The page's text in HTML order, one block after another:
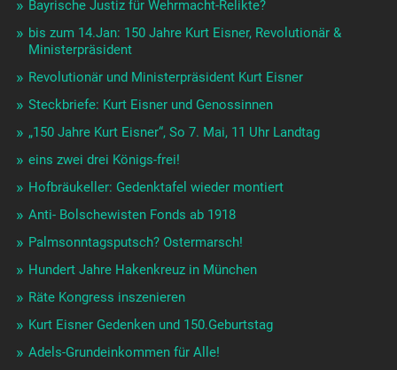
Bayrische Justiz für Wehrmacht-Relikte?
bis zum 14.Jan: 150 Jahre Kurt Eisner, Revolutionär &
Ministerpräsident
Revolutionär und Ministerpräsident Kurt Eisner
Steckbriefe: Kurt Eisner und Genossinnen
„150 Jahre Kurt Eisner“, So 7. Mai, 11 Uhr Landtag
eins zwei drei Königs-frei!
Hofbräukeller: Gedenktafel wieder montiert
Anti- Bolschewisten Fonds ab 1918
Palmsonntagsputsch? Ostermarsch!
Hundert Jahre Hakenkreuz in München
Räte Kongress inszenieren
Kurt Eisner Gedenken und 150.Geburtstag
Adels-Grundeinkommen für Alle!